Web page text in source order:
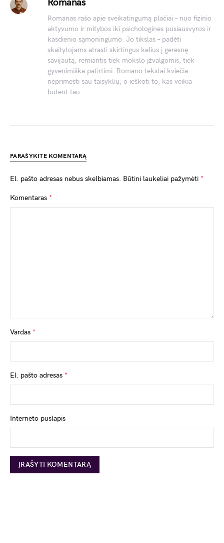
Romanas
Romanas rašo apie sveikatingumą plačiai – nuo fizinio
aktyvumo ir mitybos iki psichologinės pusiausvyros ir
kasdienio sąmoningumo. Jo tikslas – padėti
skaitytojams atrasti skirtingus kelius į geresnę
savijautą, remiantis tiek mokslo įžvalgomis, tiek
gyvenimiška patirtimi. Romano tekstai kviečia
neprimesti sau taisyklių, o ieškoti to, kas veikia
būtent tau.
PARAŠYKITE KOMENTARĄ
El. pašto adresas nebus skelbiamas. Būtini laukeliai pažymėti *
Komentaras *
Vardas *
El. pašto adresas *
Interneto puslapis